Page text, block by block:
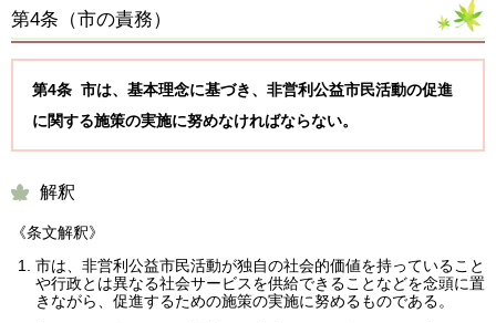
第4条（市の責務）
第4条 市は、基本理念に基づき、非営利公益市民活動の促進
に関する施策の実施に努めなければならない。
解釈
《条文解釈》
市は、非営利公益市民活動が独自の社会的価値を持っていること
や行政とは異なる社会サービスを供給できることなどを念頭に置
きながら、促進するための施策の実施に努めるものである。